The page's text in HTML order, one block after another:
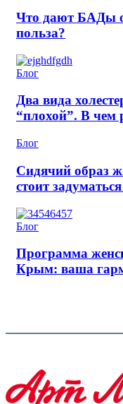
Что дают БАДы
польза?
Блог
Два вида
“плохой”. В чем
Блог
Сидячий образ
стоит
Блог
Программа
Крым: ваша